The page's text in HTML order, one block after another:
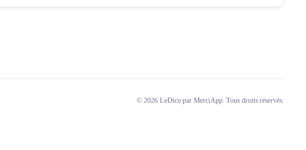
© 2026 LeDico par MerciApp. Tous droits réservés.